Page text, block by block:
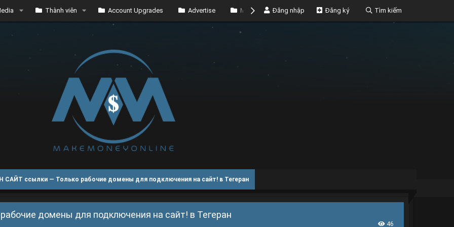
Thành viên Account Upgrades Advertise Marketplace Money
Đăng nhập Đăng ký Tìm kiếm
САЙТ ссылки — Только рабочие домены для подключения на сайт! в Тегеран
домены для подключения на сайт! в Тегеран
46